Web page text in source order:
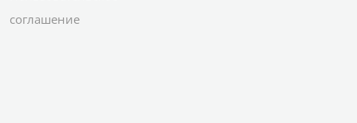
соглашение